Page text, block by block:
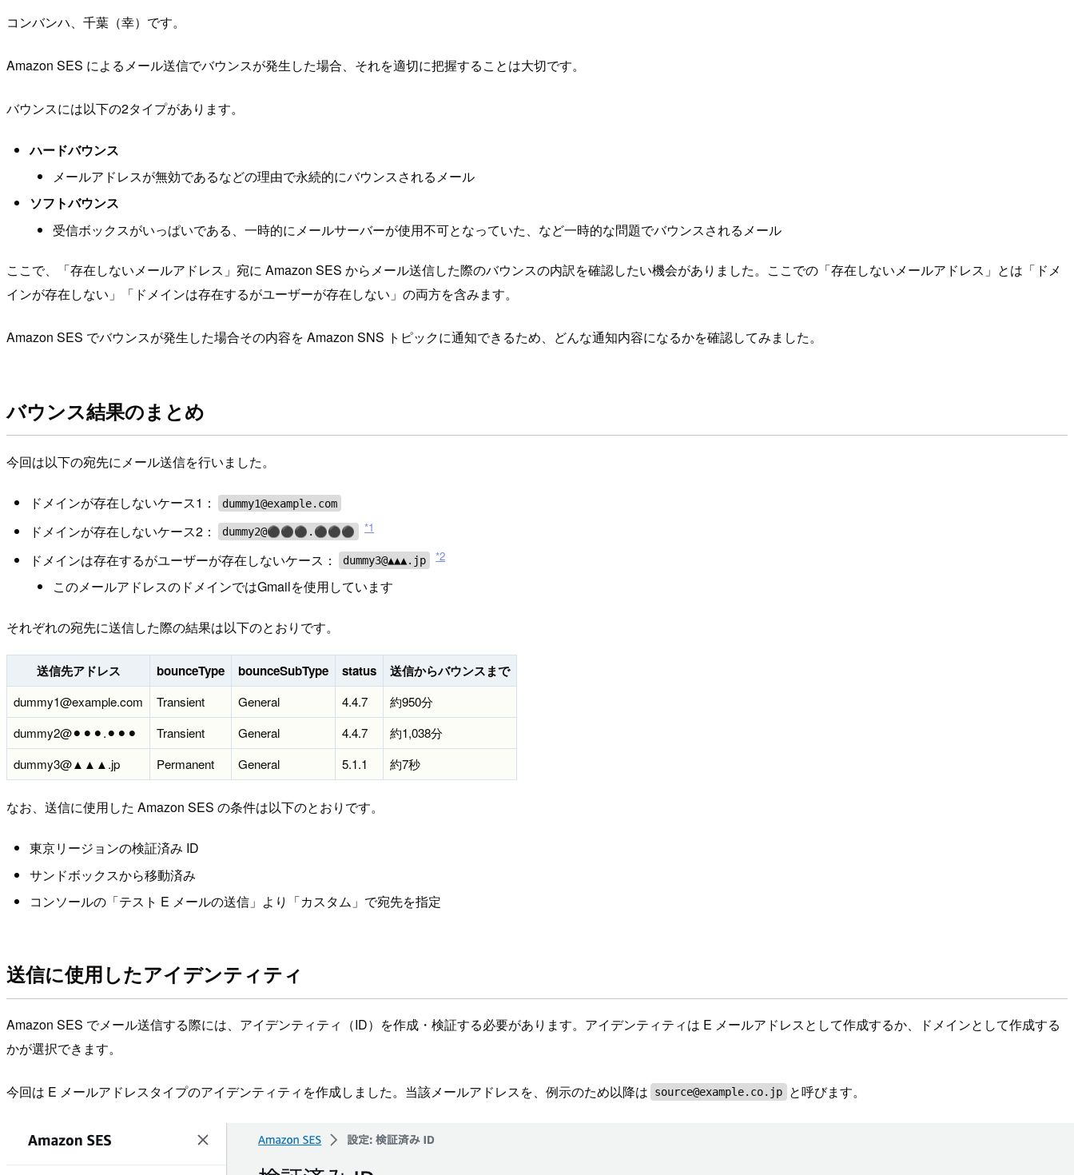
コンバンハ、千葉（幸）です。
Amazon SES によるメール送信でバウンスが発生した場合、それを適切に把握することは大切です。
バウンスには以下の2タイプがあります。
ハードバウンス
メールアドレスが無効であるなどの理由で永続的にバウンスされるメール
ソフトバウンス
受信ボックスがいっぱいである、一時的にメールサーバーが使用不可となっていた、など一時的な問題でバウンスされるメール
ここで、「存在しないメールアドレス」宛に Amazon SES からメール送信した際のバウンスの内訳を確認したい機会がありました。ここでの「存在しないメールアドレス」とは「ドメ
インが存在しない」「ドメインは存在するがユーザーが存在しない」の両方を含みます。
Amazon SES でバウンスが発生した場合その内容を Amazon SNS トピックに通知できるため、どんな通知内容になるかを確認してみました。
バウンス結果のまとめ
今回は以下の宛先にメール送信を行いました。
ドメインが存在しないケース1： dummy1@example.com
ドメインが存在しないケース2： dummy2@⚫︎⚫︎⚫︎.⚫︎⚫︎⚫︎ *1
ドメインは存在するがユーザーが存在しないケース： dummy3@▲▲▲.jp *2
このメールアドレスのドメインではGmailを使用しています
それぞれの宛先に送信した際の結果は以下のとおりです。
送信先アドレス bounceType bounceSubType status 送信からバウンスまで
dummy1@example.com Transient General 4.4.7
約950分
dummy2@⚫︎⚫︎⚫︎.⚫︎⚫︎⚫︎
Transient General 4.4.7
約1,038分
dummy3@▲▲▲.jp
Permanent General 5.1.1 約7秒
なお、送信に使用した Amazon SES の条件は以下のとおりです。
東京リージョンの検証済み ID
サンドボックスから移動済み
コンソールの「テスト E メールの送信」より「カスタム」で宛先を指定
送信に使用したアイデンティティ
Amazon SES でメール送信する際には、アイデンティティ（ID）を作成・検証する必要があります。アイデンティティは E メールアドレスとして作成するか、ドメインとして作成する
かが選択できます。
今回は E メールアドレスタイプのアイデンティティを作成しました。当該メールアドレスを、例示のため以降は source@example.co.jp と呼びます。